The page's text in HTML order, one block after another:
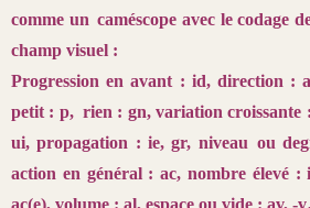
comme un caméscope avec le codage
champ visuel :
Progression en avant : id, direction :
petit : p, rien : gn,variation croissante
ui, propagation : ie, gr, niveau ou
action en général : ac, nombre élevé :
ac(e), volume : al, espace ou vide : av, -